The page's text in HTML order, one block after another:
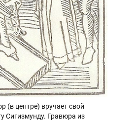
(в центре) вручает свой
Сигизмунду. Гравюра из